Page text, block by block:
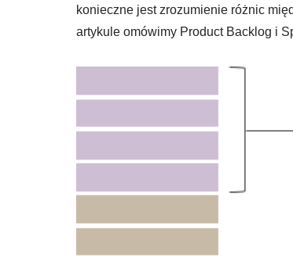
konieczne jest zrozumienie różnic
artykule omówimy Product Backlog i